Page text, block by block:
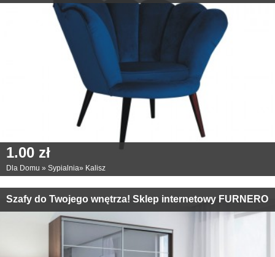
1.00 zł
Dla Domu » Sypialnia» Kalisz
Szafy do Twojego wnętrza! Sklep internetowy FURNERO